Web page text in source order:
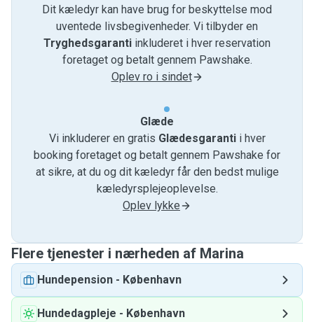
Dit kæledyr kan have brug for beskyttelse mod
uventede livsbegivenheder. Vi tilbyder en
Tryghedsgaranti inkluderet i hver reservation
foretaget og betalt gennem Pawshake.
Oplev ro i sindet
Glæde
Vi inkluderer en gratis Glædesgarantii hver
booking foretaget og betalt gennem Pawshake for
at sikre, at du og dit kæledyr får den bedst mulige
kæledyrsplejeoplevelse.
Oplev lykke
Flere tjenester i nærheden af ​​Marina
Hundepension - København
Hundedagpleje - København